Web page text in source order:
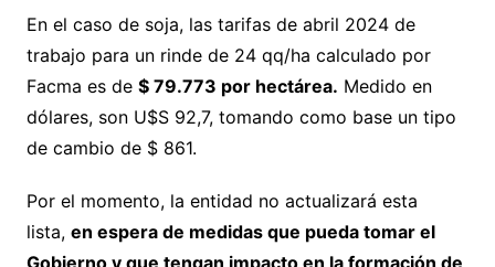
En el caso de soja, las tarifas de abril 2024 de
trabajo para un rinde de 24 qq/ha calculado por
Facma es de $ 79.773 por hectárea. Medido en
dólares, son U$S 92,7, tomando como base un tipo
de cambio de $ 861.
Por el momento, la entidad no actualizará esta
lista, en espera de medidas que pueda tomar el